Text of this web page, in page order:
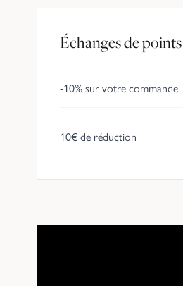
Échanges de points
-10% sur votre commande
10€ de réduction